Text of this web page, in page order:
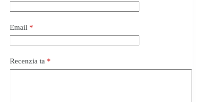
Email *
Recenzia ta *